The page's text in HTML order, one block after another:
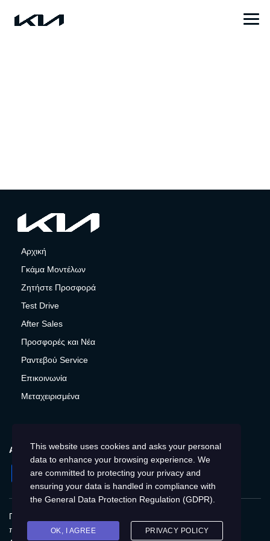
Αρχική
Γκάμα Μοντέλων
Ζητήστε Προσφορά
Test Drive
After Sales
Προσφορές και Νέα
Ραντεβού Service
Επικοινωνία
Μεταχειρισμένα
ΑΚΟΛΟΥΘΉΣΤΕ ΜΑΣ
Facebook
Instagram
Twitter
YouTube
Πολιτική Απορρήτου
προσωπικών δεδομένων
Αποτύπωση
This website uses cookies and asks your personal
data to enhance your browsing experience. We
are committed to protecting your privacy and
ensuring your data is handled in compliance with
the General Data Protection Regulation (GDPR)
OK, I AGREE PRIVACY POLICY